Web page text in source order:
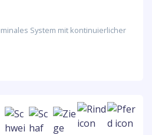
System mit kontinuierlicher